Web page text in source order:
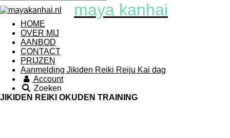
maya kanhai
HOME
OVER MIJ
AANBOD
CONTACT
PRIJZEN
Aanmelding Jikiden Reiki Reiju Kai dag
Account
Zoeken
JIKIDEN REIKI OKUDEN TRAINING